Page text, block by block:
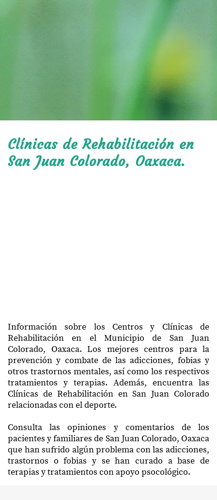
Clínicas de Rehabilitación en
San Juan Colorado, Oaxaca.
Información sobre los Centros y Clínicas de
Rehabilitación en el Municipio de San Juan
Colorado, Oaxaca. Los mejores centros para la
prevención y combate de las adicciones, fobias y
otros trastornos mentales, así como los respectivos
tratamientos y terapias. Además, encuentra las
Clínicas de Rehabilitación en San Juan Colorado
relacionadas con el deporte.
Consulta las opiniones y comentarios de los
pacientes y familiares de San Juan Colorado, Oaxaca
que han sufrido algún problema con las adicciones,
trastornos o fobias y se han curado a base de
terapias y tratamientos con apoyo psocológico.